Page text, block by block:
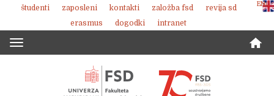
Skoči
vsebino
ENG
študenti zaposleni kontakti založba fsd
revija sd
erasmus
dogodki intranet